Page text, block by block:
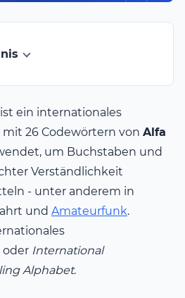
ist ein internationales
26 Codewörtern von Alfa
um Buchstaben und
Verständlichkeit
- unter anderem in
und Amateurfunk.
oder International
Alphabet.